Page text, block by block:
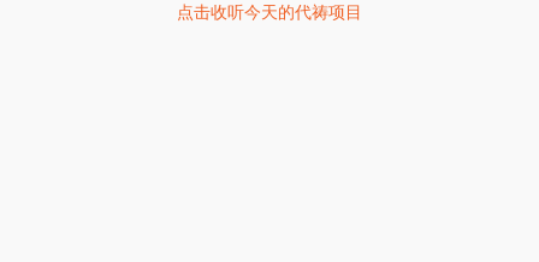
点击收听今天的代祷项目